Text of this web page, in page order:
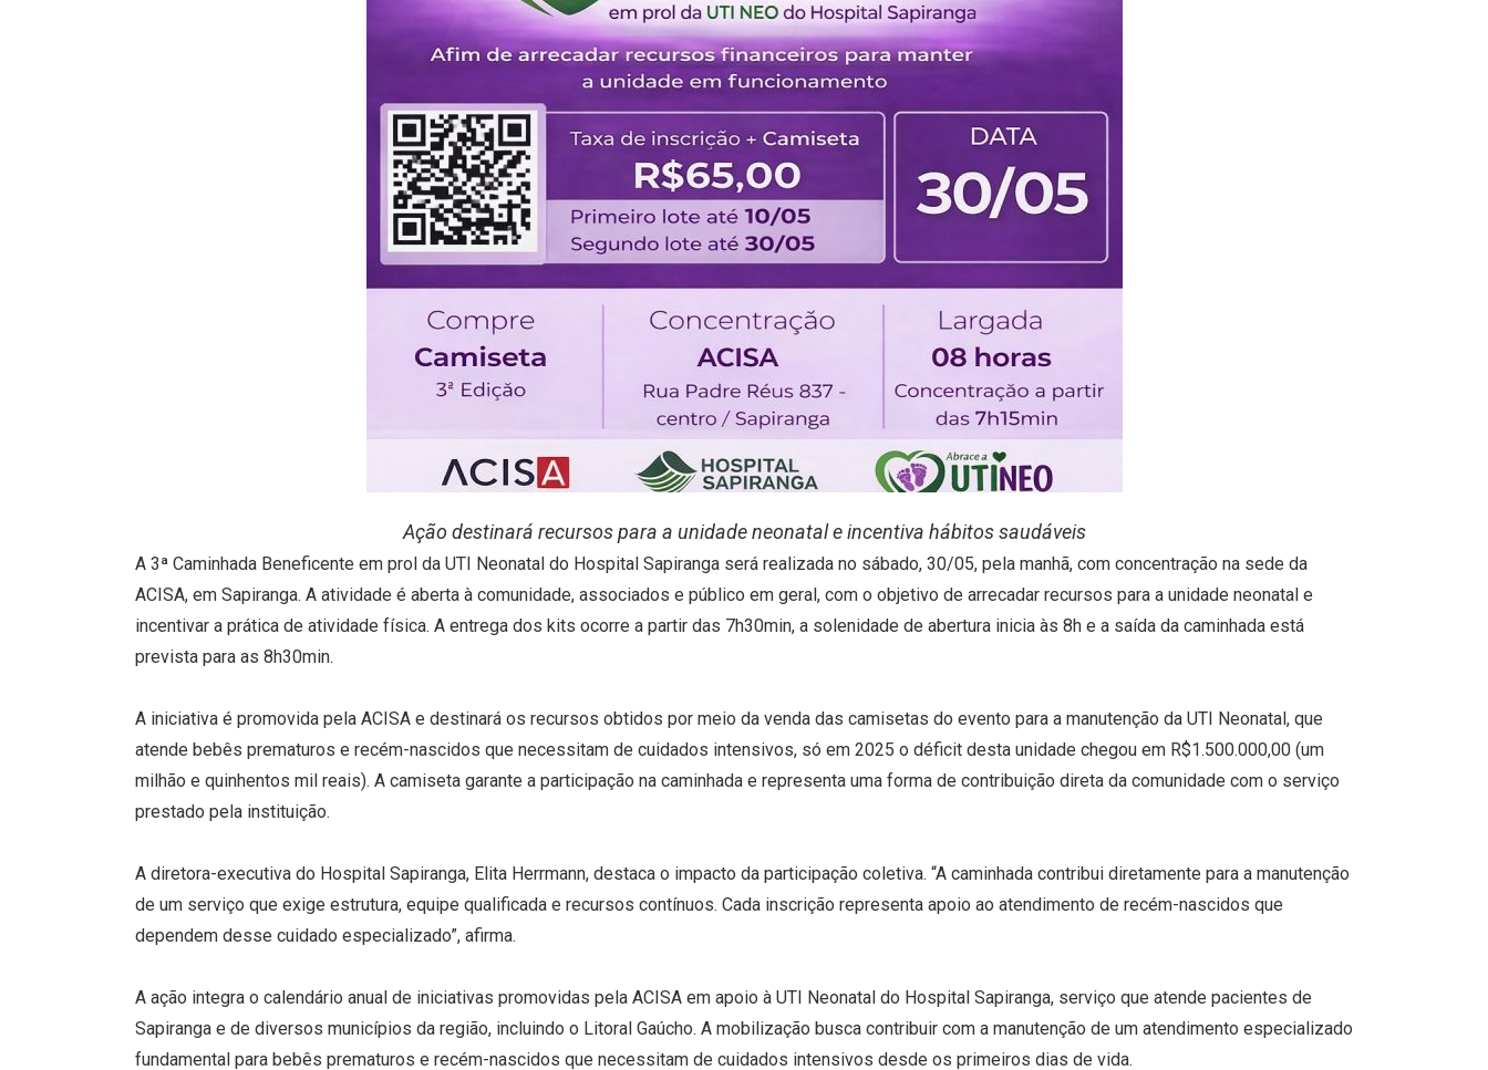
Ação destinará recursos para a unidade neonatal e incentiva hábitos saudáveis
A 3ª Caminhada Beneficente em prol da UTI Neonatal do Hospital Sapiranga será realizada no sábado, 30/05, pela manhã, com concentração na sede da
ACISA, em Sapiranga. A atividade é aberta à comunidade, associados e público em geral, com o objetivo de arrecadar recursos para a unidade neonatal e
incentivar a prática de atividade física. A entrega dos kits ocorre a partir das 7h30min, a solenidade de abertura inicia às 8h e a saída da caminhada está
prevista para as 8h30min.
A iniciativa é promovida pela ACISA e destinará os recursos obtidos por meio da venda das camisetas do evento para a manutenção da UTI Neonatal, que
atende bebês prematuros e recém-nascidos que necessitam de cuidados intensivos, só em 2025 o déficit desta unidade chegou em R$1.500.000,00 (um
milhão e quinhentos mil reais). A camiseta garante a participação na caminhada e representa uma forma de contribuição direta da comunidade com o serviço
prestado pela instituição.
A diretora-executiva do Hospital Sapiranga, Elita Herrmann, destaca o impacto da participação coletiva. “A caminhada contribui diretamente para a manutenção
de um serviço que exige estrutura, equipe qualificada e recursos contínuos. Cada inscrição representa apoio ao atendimento de recém-nascidos que
dependem desse cuidado especializado”, afirma.
A ação integra o calendário anual de iniciativas promovidas pela ACISA em apoio à UTI Neonatal do Hospital Sapiranga, serviço que atende pacientes de
Sapiranga e de diversos municípios da região, incluindo o Litoral Gaúcho. A mobilização busca contribuir com a manutenção de um atendimento especializado
fundamental para bebês prematuros e recém-nascidos que necessitam de cuidados intensivos desde os primeiros dias de vida.